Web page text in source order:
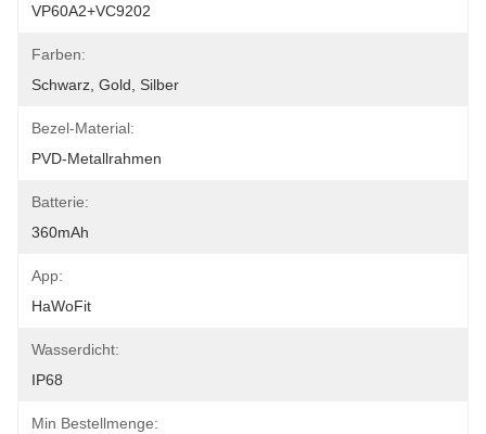
VP60A2+VC9202
Farben:
Schwarz, Gold, Silber
Bezel-Material:
PVD-Metallrahmen
Batterie:
360mAh
App:
HaWoFit
Wasserdicht:
IP68
Min Bestellmenge: